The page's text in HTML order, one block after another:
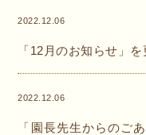
2022.12.06
「12月のお知らせ」
2022.12.06
「園長先生からのご